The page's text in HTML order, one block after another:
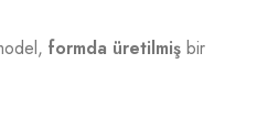
formda üretilmiş bir